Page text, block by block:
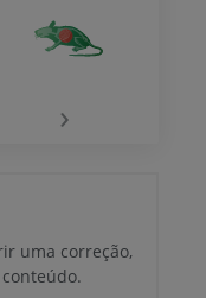
›
uma correção,